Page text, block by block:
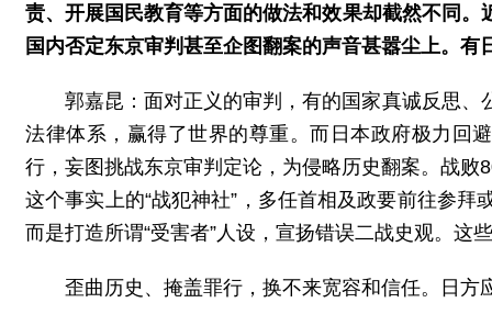
责、开展国民教育等方面的做法和效果却截然不同
国内否定东京审判甚至企图翻案的声音甚嚣尘上。
郭嘉昆：面对正义的审判，有的国家真诚反思
法律体系，赢得了世界的尊重。而日本政府极力回
行，妄图挑战东京审判定论，为侵略历史翻案。战
这个事实上的“战犯神社”，多任首相及政要前往参
而是打造所谓“受害者”人设，宣扬错误二战史观。
歪曲历史、掩盖罪行，换不来宽容和信任。日